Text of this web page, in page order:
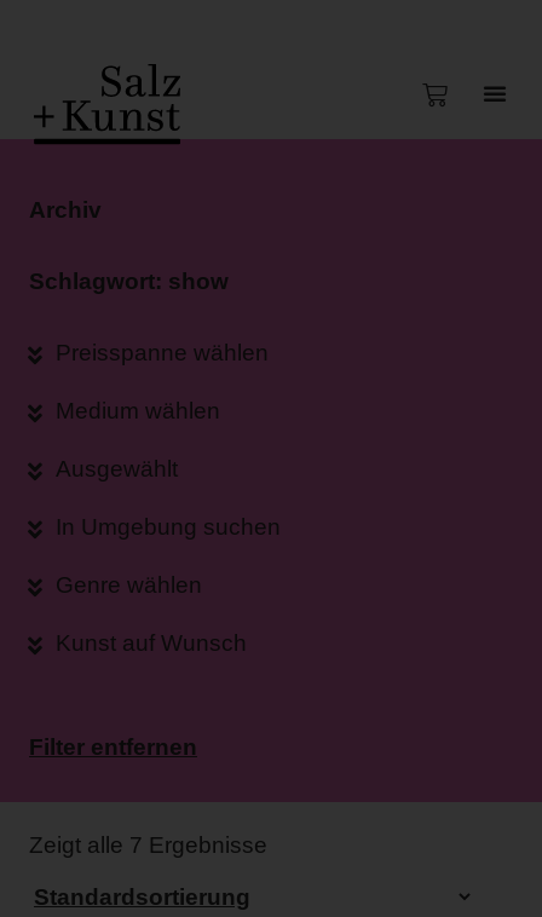
Archiv
Schlagwort: show
Preisspanne wählen
Medium wählen
Ausgewählt
In Umgebung suchen
Genre wählen
Kunst auf Wunsch
Filter entfernen
Zeigt alle 7 Ergebnisse